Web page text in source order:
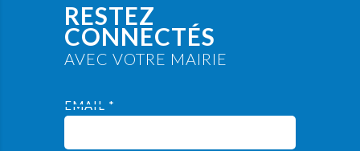
RESTEZ
CONNECTÉS
AVEC VOTRE MAIRIE
EMAIL *